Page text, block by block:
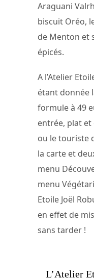
Araguani
biscuit Oréo,
de Menton et
épicés.
A l’Atelier
étant donnée
formule à 49
entrée, plat et
ou le touriste
la carte et
menu
menu
Etoile Joël
en effet de
sans tarder !
L’Atelier